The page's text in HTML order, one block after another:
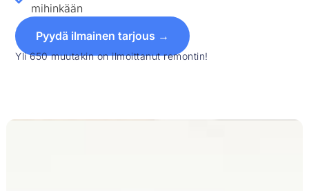
mihinkään
Pyydä ilmainen tarjous →
Yli 650 muutakin on ilmoittanut remontin!